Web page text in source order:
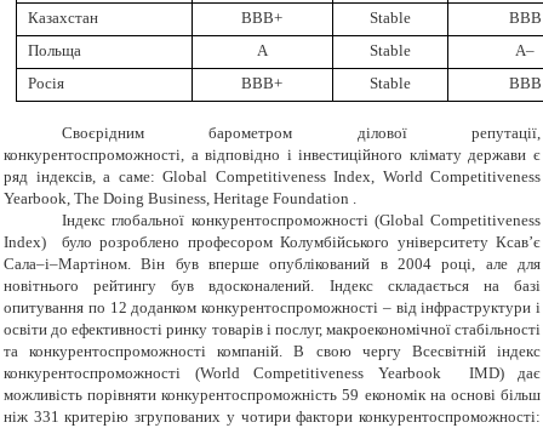
Казахстан
BBB+ Stable
BBB
Польща
A Stable
A–
Росія
BBB+ Stable BBB
Своєрідним барометром ділової репутації,
конкурентоспроможності, а відповідно і інвестиційного клімату держави є
ряд індексів, а саме: Global CompetitivenessIndex, World Competitiveness
Yearbook, The Doing Business, Heritage Foundation .
Індекс глобальної конкурентоспроможності (Global Competitiveness
Index) було розроблено професором Колумбійського університету Ксав’є
Сала–і–Мартіном. Він був вперше опублікований в 2004 році, але для
новітнього рейтингу був вдосконалений. Індекс складається на базі
опитування по 12 доданком конкурентоспроможності – від інфраструктури і
освіти до ефективності ринку товарів і послуг, макроекономічної стабільності
та конкурентоспроможності компаній. В свою чергу Всесвітній індекс
конкурентоспроможності (World Competitiveness Yearbook IMD) дає
можливість порівняти конкурентоспроможність 59 економік на основі більш
ніж 331 критерію згрупованих у чотири фактори конкурентоспроможності: